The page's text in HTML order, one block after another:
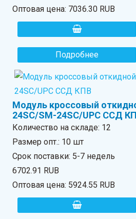
Оптовая цена: 7036.30 RUB
Подробнее
Модуль кроссовый
24SC/SM-24SC/UPC ССД
Количество на складе: 12
Размер опт.: 10 шт
Срок поставки: 5-7 недель
6702.91 RUB
Оптовая цена: 5924.55 RUB